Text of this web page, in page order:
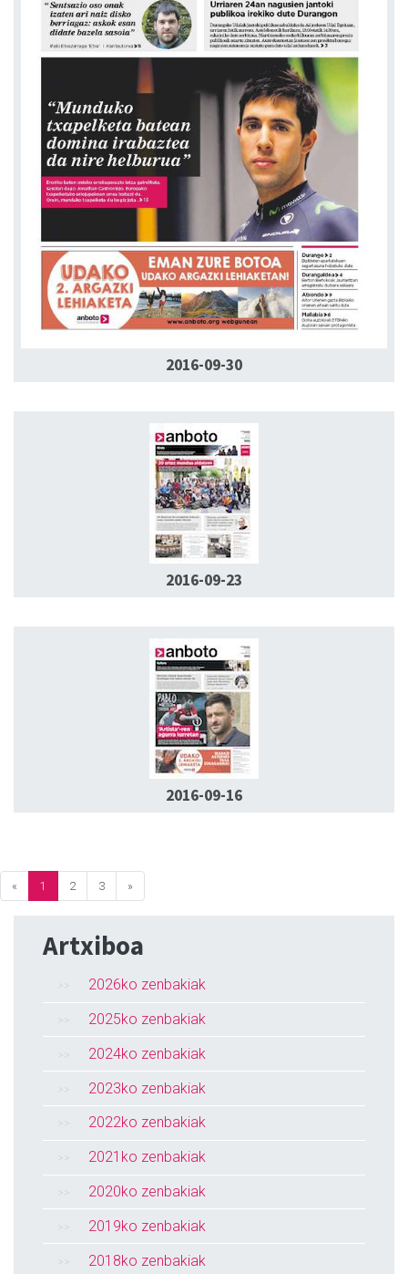
2016-09-30
2016-09-23
2016-09-16
« 1 2 3 »
Artxiboa
2026ko zenbakiak
2025ko zenbakiak
2024ko zenbakiak
2023ko zenbakiak
2022ko zenbakiak
2021ko zenbakiak
2020ko zenbakiak
2019ko zenbakiak
2018ko zenbakiak